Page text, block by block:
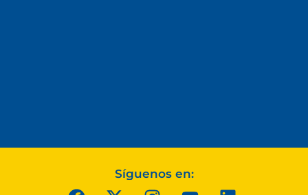
Síguenos en: